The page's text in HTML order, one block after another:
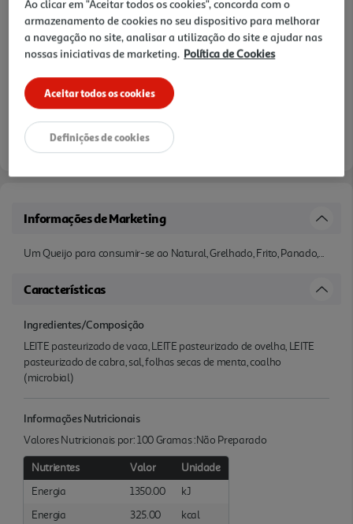
Informações de Marketing
Um Queijo para consumir-se ao Natural, Grelhado, Frito, Panado,...
Características
Ingredientes/Composição
LEITE pasteurizado de vaca, LEITE pasteurizado de ovelha, LEITE
pasteurizado de cabra, sal, folhas secas de menta, coalho
(microbial)
Informações Nutricionais
Valores Nutricionais por: 100 Gramas :Não Preparado
Nutrientes Valor
Unidade
Energia
1350.00
kJ
Energia
325.00
kcal
Ao clicar em "Aceitar todos os cookies", concorda com o
armazenamento de cookies no seu dispositivo para melhorar
a navegação no site, analisar a utilização do site e ajudar nas
nossas iniciativas de marketing. Política de Cookies
Aceitar todos os cookies
Definições de cookies